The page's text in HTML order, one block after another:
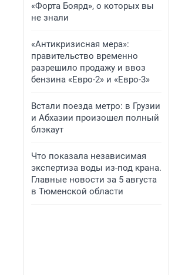
«Форта Боярд», о которых вы
не знали
«Антикризисная мера»:
правительство временно
разрешило продажу и ввоз
бензина «Евро-2» и «Евро-3»
Встали поезда метро: в Грузии
и Абхазии произошел полный
блэкаут
Что показала независимая
экспертиза воды из-под крана.
Главные новости за 5 августа
в Тюменской области